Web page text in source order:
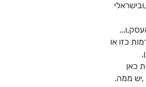
בעליון,מעל 55 סמ בתחתון ,ובישראלי
כזו או
כאן
,יש ממה.